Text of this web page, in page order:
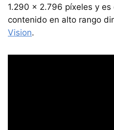
1.290 x 2.796 píxeles y
contenido en alto rango
Vision.